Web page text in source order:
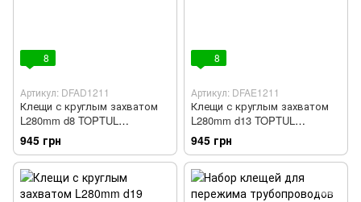
8
Артикул: DFAD1211
Клещи с круглым захватом
L280mm d8 TOPTUL
DFAD1211
945 грн
8
Артикул: DFAE1211
Клещи с круглым захватом
L280mm d13 TOPTUL
DFAE1211
945 грн